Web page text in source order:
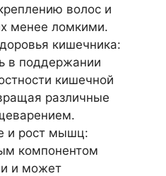
волос и
менее ломкими.
кишечника:
в поддержании
кишечной
различные
и рост мышц:
компонентом
и может